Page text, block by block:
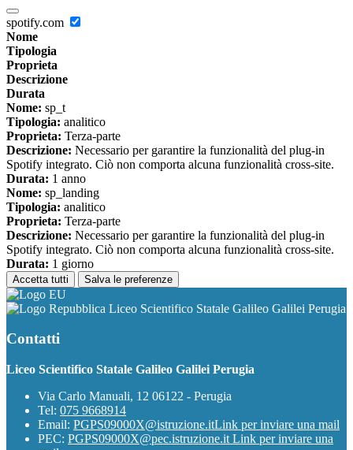
spotify.com
Nome
Tipologia
Proprieta
Descrizione
Durata
Nome: sp_t
Tipologia: analitico
Proprieta: Terza-parte
Descrizione: Necessario per garantire la funzionalità del plug-in
Spotify integrato. Ciò non comporta alcuna funzionalità cross-site.
Durata: 1 anno
Nome: sp_landing
Tipologia: analitico
Proprieta: Terza-parte
Descrizione: Necessario per garantire la funzionalità del plug-in
Spotify integrato. Ciò non comporta alcuna funzionalità cross-site.
Durata: 1 giorno
Accetta tutti Salva le preferenze
Liceo Scientifico Statale Galileo Galilei Perugia
Contatti
Liceo Scientifico Statale Galileo Galilei Perugia
Via Carlo Manuali, 12 06122 - Perugia
Tel: 075 9668914
Email: PGPS09000X@istruzione.itLink per inviare una mail
PEC: PGPS09000X@pec.istruzione.it Link per inviare una